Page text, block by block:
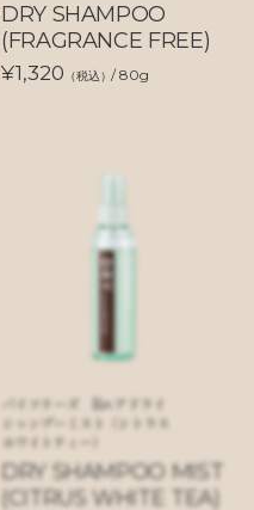
DRY SHAMPOO
(FRAGRANCE FREE)
¥1,320 （税込）/ 80g
バイツリーズ Rエアドライ
シャンプーミスト（シトラス
ホワイトティー）
DRY SHAMPOO MIST
(CITRUS WHITE TEA)